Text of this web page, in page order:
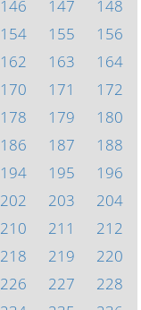
146 147
148
154 155
156
162 163
164
170 171
172
178 179
180
186 187
188
194 195
196
202 203
204
210 211
212
218 219
220
226 227
228